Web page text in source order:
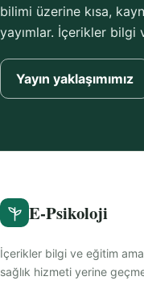
bilimi üzerine kısa,
yayımlar. İçerikler bilgi
Yayın yaklaşımımız
E-Psikoloji
İçerikler bilgi ve eğitim
sağlık hizmeti yerine